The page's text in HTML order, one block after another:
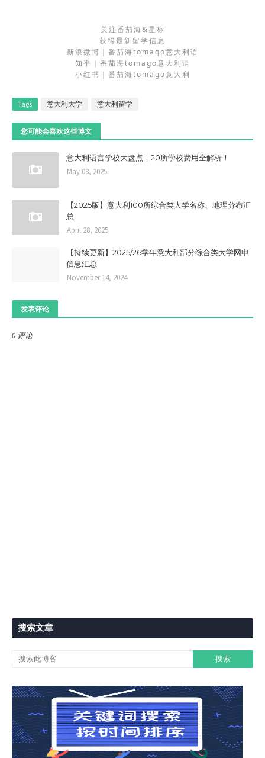
关注番茄海&星标
获得最新留学信息
新浪微博｜番茄海tomago意大利语
知乎｜番茄海tomago意大利语
小红书｜番茄海tomago意大利
Tags 意大利大学 意大利留学
您可能会喜欢这些博文
意大利语言学校大盘点，20所学校费用全解析！
May 08, 2025
【2025版】意大利100所综合类大学名称、地理分布汇
总
April 28, 2025
【持续更新】2025/26学年意大利部分综合类大学网申
信息汇总
November 14, 2024
发表评论
0 评论
搜索文章